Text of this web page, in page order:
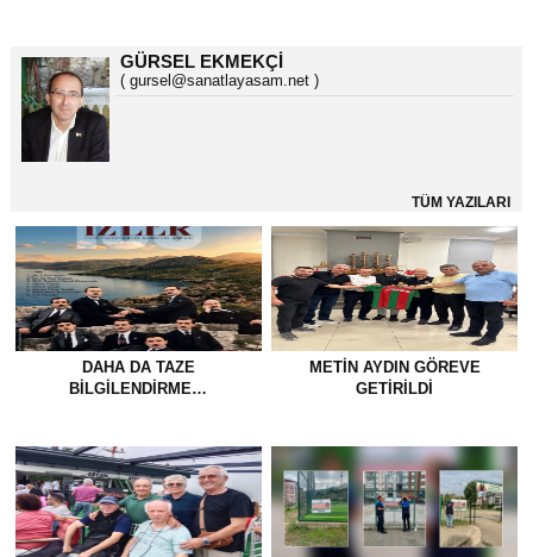
GÜRSEL EKMEKÇİ
( gursel@sanatlayasam.net )
TÜM YAZILARI
DAHA DA TAZE
BİLGİLENDİRME…
METİN AYDIN GÖREVE
GETİRİLDİ